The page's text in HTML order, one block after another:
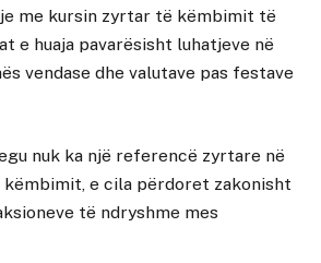
me kursin zyrtar të këmbimit të
e huaja pavarësisht luhatjeve në
vendase dhe valutave pas festave
nuk ka një referencë zyrtare në
këmbimit, e cila përdoret zakonisht
të ndryshme mes